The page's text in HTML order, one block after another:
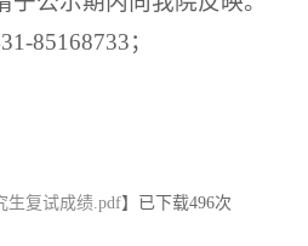
85168733；
生复试成绩.pdf】已下载496次